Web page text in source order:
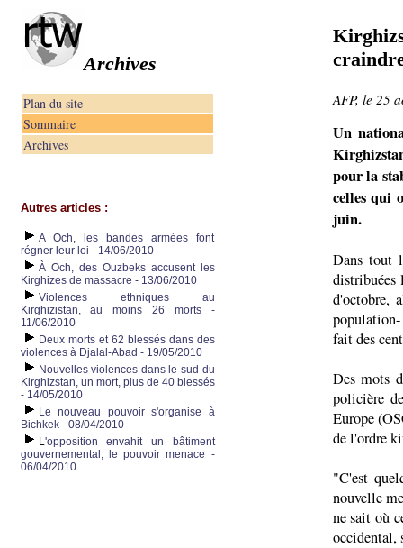
Archives
Plan du site
Sommaire
Archives
Autres articles :
A Och, les bandes armées font
régner leur loi - 14/06/2010
À Och, des Ouzbeks accusent les
Kirghizes de massacre - 13/06/2010
Violences ethniques au
Kirghizistan, au moins 26 morts -
11/06/2010
Deux morts et 62 blessés dans des
violences à Djalal-Abad - 19/05/2010
Nouvelles violences dans le sud du
Kirghizstan, un mort, plus de 40 blessés
- 14/05/2010
Le nouveau pouvoir s'organise à
Bichkek - 08/04/2010
L'opposition envahit un bâtiment
gouvernemental, le pouvoir menace -
06/04/2010
AFP, le 25
Un
pour la
celles qui
juin.
Dans tout
distribuées
d'octobre,
fait des
Des mots
policière
Europe
de l'ordre
"C'est
nouvelle
ne sait où
occidental,